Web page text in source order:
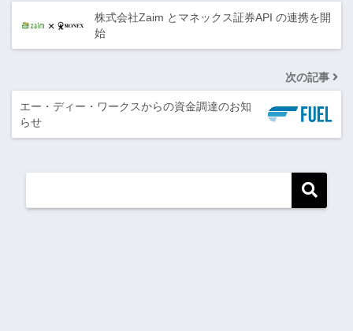
株式会社Zaim とマネックス証券API の連携を開
始
次の記事
エー・ディー・ワークスからの資金調達のお知
らせ